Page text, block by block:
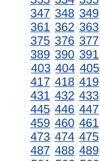
347 348 349
361 362 363
375 376 377
389 390 391
403 404 405
417 418 419
431 432 433
445 446 447
459 460 461
473 474 475
487 488 489